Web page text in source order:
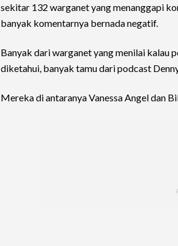
sekitar 132 warganet yang menanggapi
banyak komentarnya bernada negatif.
Banyak dari warganet yang menilai kalau
diketahui, banyak tamu dari podcast
Mereka di antaranya Vanessa Angel dan